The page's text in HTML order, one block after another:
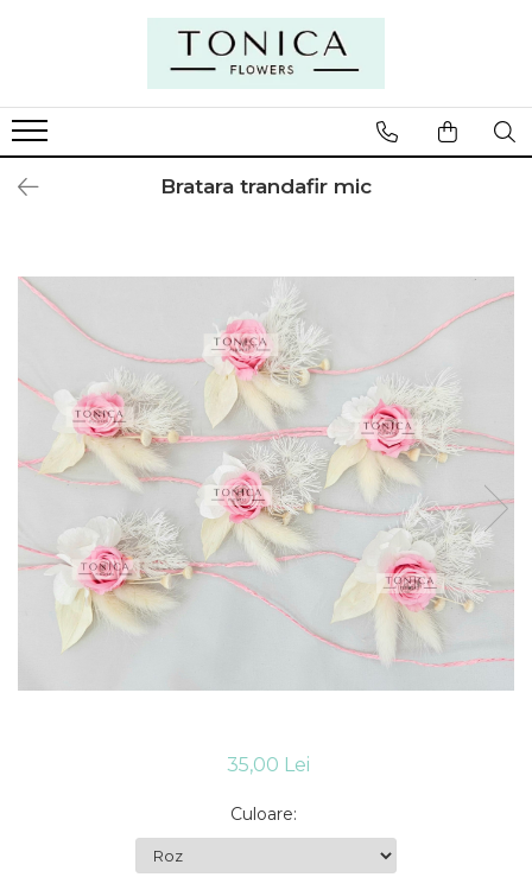
Bratara trandafir mic
35,00 Lei
Culoare: